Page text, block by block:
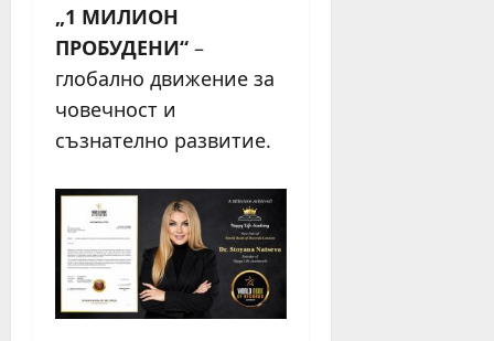
„1 МИЛИОН
ПРОБУДЕНИ“ –
глобално движение за
човечност и
съзнателно развитие.